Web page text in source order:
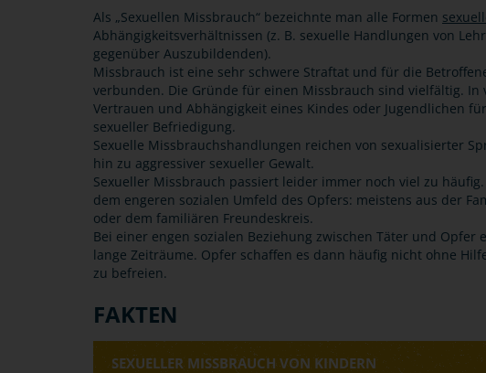
Als „Sexuellen Missbrauch“ bezeichnte man alle Formen
Abhängigkeitsverhältnissen (z. B. sexuelle Handlungen von
gegenüber Auszubildenden).
Missbrauch ist eine sehr schwere Straftat und für die
verbunden. Die Gründe für einen Missbrauch sind vielfältig. In
Vertrauen und Abhängigkeit eines Kindes oder Jugendlichen
sexueller Befriedigung.
Sexuelle Missbrauchshandlungen reichen von sexualisierter
hin zu aggressiver sexueller Gewalt.
Sexueller Missbrauch passiert leider immer noch viel zu
dem engeren sozialen Umfeld des Opfers: meistens aus der
oder dem familiären Freundeskreis.
Bei einer engen sozialen Beziehung zwischen Täter und
lange Zeiträume. Opfer schaffen es dann häufig nicht ohne
zu befreien.
FAKTEN
SEXUELLER MISSBRAUCH VON KINDERN